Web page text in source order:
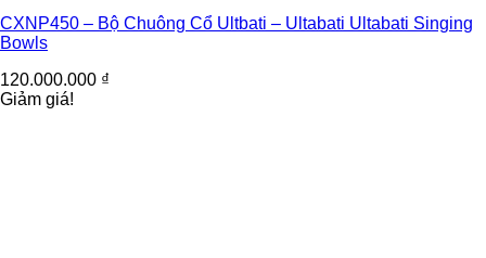
CXNP450 – Bộ Chuông Cổ Ultbati – Ultabati Ultabati Singing
Bowls
120.000.000 ₫
Giảm giá!